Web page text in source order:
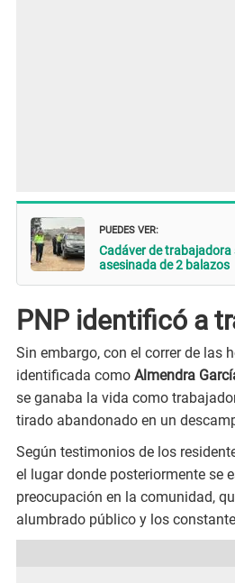
PUEDES VER:
Cadáver de trabajadora
asesinada de 2 balazos
PNP identificó a
Sin embargo, con el correr de las
identificada como Almendra
se ganaba la vida como
tirado abandonado en un
Según testimonios de los
el lugar donde posteriormente se
preocupación en la comunidad,
alumbrado público y los